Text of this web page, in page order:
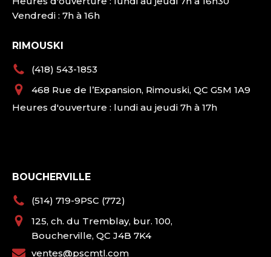
Vendredi : 7h à 16h
RIMOUSKI
(418) 543-1853
468 Rue de l’Expansion, Rimouski, QC G5M 1A9
Heures d'ouverture : lundi au jeudi 7h à 17h
BOUCHERVILLE
(514) 719-9PSC (772)
125, ch. du Tremblay, bur. 100,
Boucherville, QC J4B 7K4
ventes@pscmtl.com